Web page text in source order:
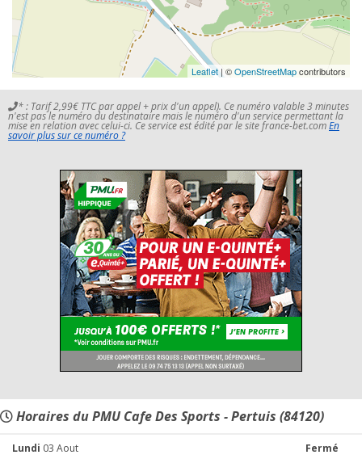
Leaflet | ©OpenStreetMapcontributors
* : Tarif 2,99€ TTC par appel + prix d'un appel). Ce numéro valable 3 minutes
n'est pas le numéro du destinataire mais le numéro d'un service permettant la
mise en relation avec celui-ci. Ce service est édité par le site france-bet.comEn
savoir plus sur ce numéro ?
Horaires du PMU Cafe Des Sports - Pertuis (84120)
Lundi 03 Aout Fermé